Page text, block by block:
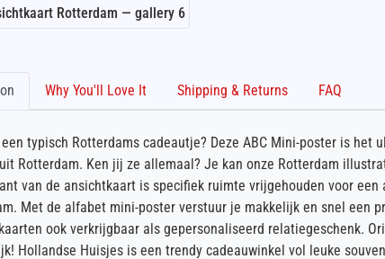
Why You'll Love It Shipping & Returns FAQ
typisch Rotterdams cadeautje? Deze ABC Mini-poster is
Rotterdam. Ken jij ze allemaal? Je kan onze Rotterdam
van de ansichtkaart is specifiek ruimte vrijgehouden voor
Met de alfabet mini-poster verstuur je makkelijk en snel een
ook verkrijgbaar als gepersonaliseerd relatiegeschenk.
Hollandse Huisjes is een trendy cadeauwinkel vol leuke